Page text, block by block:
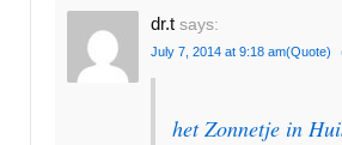
dr.t says:
July 7, 2014 at 9:18 am(Quote)
het Zonnetje in